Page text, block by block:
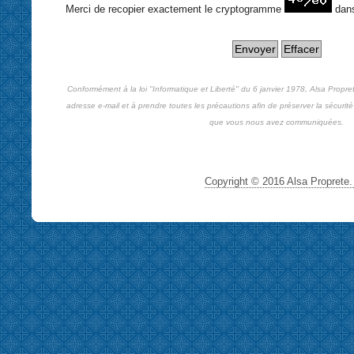
Merci de recopier exactement le cryptogramme
Conformément à la loi "Informatique et Liberté" du 6 janvier 1978, Alsa
adresse e-mail et à prendre toutes les précautions afin de préserver la
que vous nous avez communiquées.
Copyright © 2016 Alsa